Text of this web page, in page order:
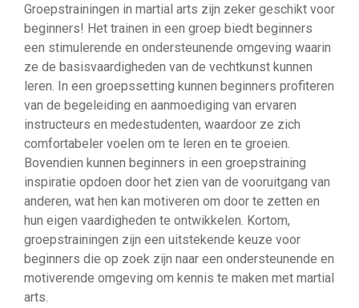
Groepstrainingen in martial arts zijn zeker geschikt voor
beginners! Het trainen in een groep biedt beginners
een stimulerende en ondersteunende omgeving waarin
ze de basisvaardigheden van de vechtkunst kunnen
leren. In een groepssetting kunnen beginners profiteren
van de begeleiding en aanmoediging van ervaren
instructeurs en medestudenten, waardoor ze zich
comfortabeler voelen om te leren en te groeien.
Bovendien kunnen beginners in een groepstraining
inspiratie opdoen door het zien van de vooruitgang van
anderen, wat hen kan motiveren om door te zetten en
hun eigen vaardigheden te ontwikkelen. Kortom,
groepstrainingen zijn een uitstekende keuze voor
beginners die op zoek zijn naar een ondersteunende en
motiverende omgeving om kennis te maken met martial
arts.